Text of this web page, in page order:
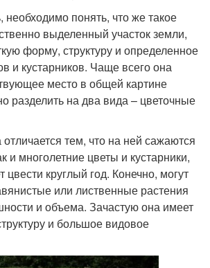
понять, что же такое
выделенный участок земли,
форму, структуру и определенное
и кустарников. Чаще всего она
место в общей картине
разделить на два вида – цветочные
тем, что на ней сажаются
и многолетние цветы и кустарники,
круглый год. Конечно, могут
или лиственные растения
и объема. Зачастую она имеет
и большое видовое